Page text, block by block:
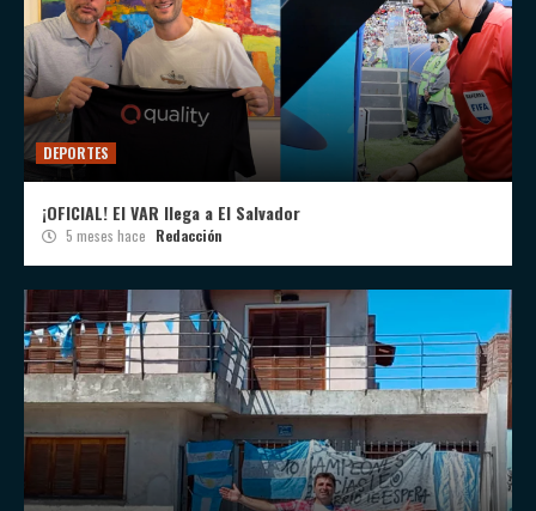
DEPORTES
¡OFICIAL! El VAR llega a El Salvador
5 meses hace Redacción